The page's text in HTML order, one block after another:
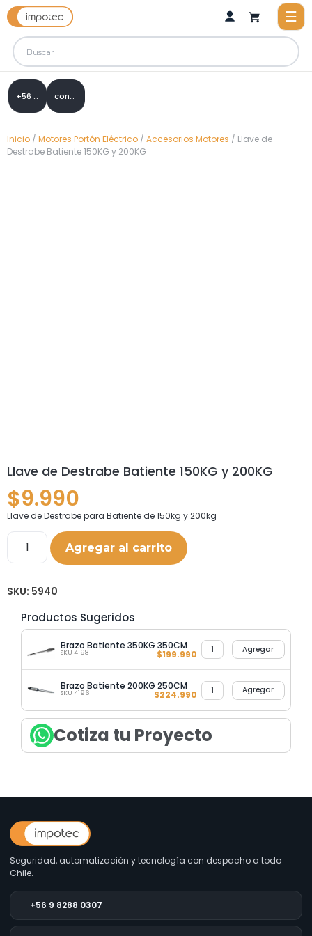
+56 9 8288 0307 contacto@impotec.cl
Inicio / Motores Portón Eléctrico / Accesorios Motores / Llave de
Destrabe Batiente 150KG y 200KG
Llave de Destrabe Batiente 150KG y 200KG
$9.990
Llave de Destrabe para Batiente de 150kg y 200kg
Agregar al carrito
SKU: 5940
Productos Sugeridos
Brazo Batiente 350KG 350CM
SKU 4198 $199.990 Agregar
Brazo Batiente 200KG 250CM
SKU 4196 $224.990 Agregar
Cotiza tu Proyecto
Seguridad, automatización y tecnología con despacho a todo
Chile.
+56 9 8288 0307